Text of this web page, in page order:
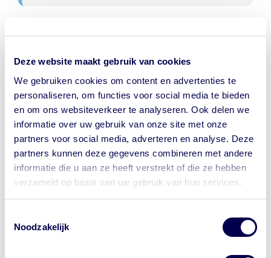
Deze website maakt gebruik van cookies
We gebruiken cookies om content en advertenties te
personaliseren, om functies voor social media te bieden
en om ons websiteverkeer te analyseren. Ook delen we
informatie over uw gebruik van onze site met onze
partners voor social media, adverteren en analyse. Deze
partners kunnen deze gegevens combineren met andere
informatie die u aan ze heeft verstrekt of die ze hebben
verzameld op basis van uw gebruik van hun services.
Noodzakelijk
Let op waar je op klikt.
Wil je bij de GGD een afspraak maken
van Buitenlandse Zaken
Reisadvies Verenigde Arabische
Emiraten
Actueel
Regionale risico’s